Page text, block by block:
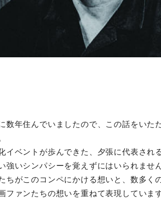
数年住んでいましたので、この話をいた
イベントが歩んできた、⼣張に代表され
強いシンパシーを覚えずにはいられませ
ちがこのコンペにかける想いと、数多く
ファンたちの想いを重ねて表現していま